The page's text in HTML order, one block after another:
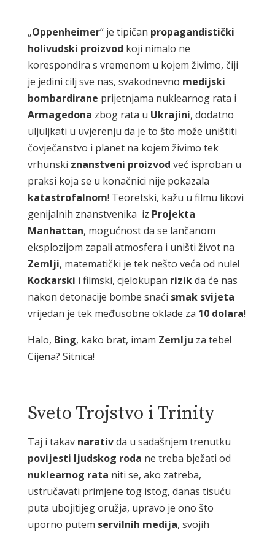
„Oppenheimer“ je tipičan propagandistički
holivudski proizvod koji nimalo ne
korespondira s vremenom u kojem živimo, čiji
je jedini cilj sve nas, svakodnevno medijski
bombardirane prijetnjama nuklearnog rata i
Armagedona zbog rata u Ukrajini, dodatno
uljuljkati u uvjerenju da je to što može uništiti
čovječanstvo i planet na kojem živimo tek
vrhunski znanstveni proizvod već isproban u
praksi koja se u konačnici nije pokazala
katastrofalnom! Teoretski, kažu u filmu likovi
genijalnih znanstvenika iz Projekta
Manhattan, mogućnost da se lančanom
eksplozijom zapali atmosfera i uništi život na
Zemlji, matematički je tek nešto veća od nule!
Kockarski i filmski, cjelokupan rizikda će nas
nakon detonacije bombe snaći smak svijeta
vrijedan je tek međusobne oklade za 10 dolara!
Halo, Bing, kako brat, imam Zemlju za tebe!
Cijena? Sitnica!
Sveto Trojstvo i Trinity
Taj i takav narativda u sadašnjem trenutku
povijesti ljudskog roda ne treba bježati od
nuklearnog rata niti se, ako zatreba,
ustručavati primjene tog istog, danas tisuću
puta ubojitijeg oružja, upravo je ono što
uporno putem servilnih medija, svojih